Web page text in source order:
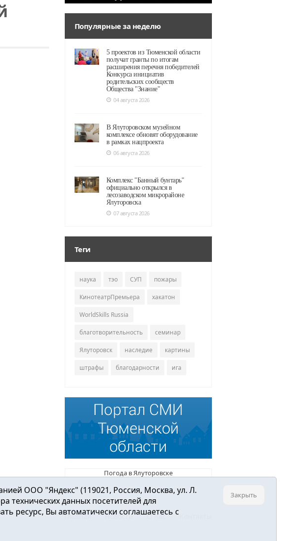
Популярные за неделю
5 проектов из Тюменской области
получат гранты по итогам
расширения перечня победителей
Конкурса инициатив
родительских сообществ
Общества "Знание"
04 августа 2026
В Ялуторовском музейном
комплексе обновят оборудование
в рамках нацпроекта
06 августа 2026
Комплекс "Банный бунтарь"
официально открылся в
лесозаводском микрорайоне
Ялуторовска
07 августа 2026
Теги
наука тэо СУП пожары
КинотеатрПремьера хакатон
WorldSkills Russia
благотворительность семинар
Ялуторовск наследие картины
штрафы благодарности ига
Погода в Ялуторовске
Главная Новости О нас
ООО "Яндекс" (119021, Россия, Москва, ул. Л.
технических данных посетителей для
ресурс, Вы автоматически соглашаетесь с
Закрыть